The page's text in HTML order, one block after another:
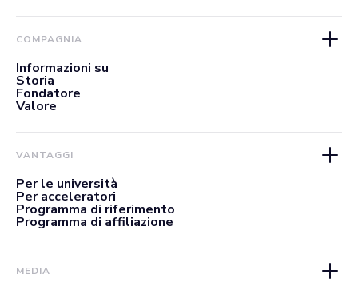
COMPAGNIA
Informazioni su
Storia
Fondatore
Valore
VANTAGGI
Per le università
Per acceleratori
Programma di riferimento
Programma di affiliazione
MEDIA